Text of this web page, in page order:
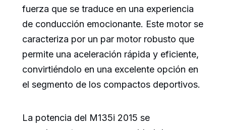
fuerza que se traduce en una experiencia
de conducción emocionante. Este motor se
caracteriza por un par motor robusto que
permite una aceleración rápida y eficiente,
convirtiéndolo en una excelente opción en
el segmento de los compactos deportivos.
La potencia del M135i 2015 se